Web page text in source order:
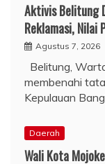
Aktivis Belitung
Reklamasi, Nilai
Agustus 7, 2026
Belitung,
membenahi
Kepulauan
Daerah
Wali Kota